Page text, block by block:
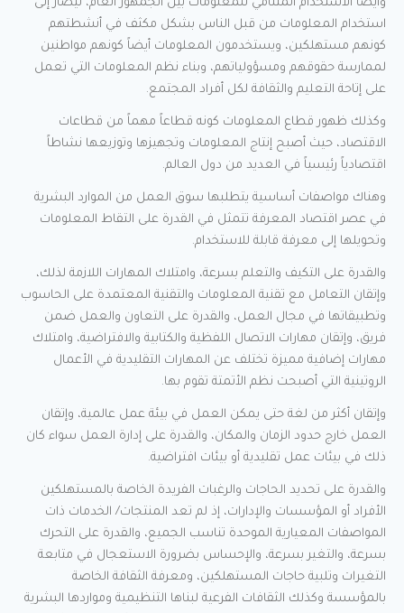
وأيضاً الاستخدام المتنامي للمعلومات بين الجمهور العام، ليصار إلى
استخدام المعلومات من قبل الناس بشكل مكثف في أنشطتهم
كونهم مستهلكين، ويستخدمون المعلومات أيضاً كونهم مواطنين
لممارسة حقوقهم ومسؤولياتهم، وبناء نظم المعلومات التي تعمل
على إتاحة التعليم والثقافة لكل أفراد المجتمع.
وكذلك ظهور قطاع المعلومات كونه قطاعاً مهماً من قطاعات
الاقتصاد، حيث أصبح إنتاج المعلومات وتجهيزها وتوزيعها نشاطاً
اقتصادياً رئيسياً في العديد من دول العالم.
وهناك مواصفات أساسية يتطلبها سوق العمل من الموارد البشرية
في عصر اقتصاد المعرفة تتمثل في القدرة على التقاط المعلومات
وتحويلها إلى معرفة قابلة للاستخدام.
والقدرة على التكيف والتعلم بسرعة، وامتلاك المهارات اللازمة لذلك،
وإتقان التعامل مع تقنية المعلومات والتقنية المعتمدة على الحاسوب
وتطبيقاتها في مجال العمل، والقدرة على التعاون والعمل ضمن
فريق، وإتقان مهارات الاتصال اللفظية والكتابية والافتراضية، وامتلاك
مهارات إضافية مميزة تختلف عن المهارات التقليدية في الأعمال
الروتينية التي أصبحت نظم الأتمتة تقوم بها.
وإتقان أكثر من لغة حتى يمكن العمل في بيئة عمل عالمية، وإتقان
العمل خارج حدود الزمان والمكان، والقدرة على إدارة العمل سواء كان
ذلك في بيئات عمل تقليدية أو بيئات افتراضية.
والقدرة على تحديد الحاجات والرغبات الفريدة الخاصة بالمستهلكين
الأفراد أو المؤسسات والإدارات، إذ لم تعد المنتجات/ الخدمات ذات
المواصفات المعيارية الموحدة تناسب الجميع، والقدرة على التحرك
بسرعة، والتغير بسرعة، والإحساس بضرورة الاستعجال في متابعة
التغيرات وتلبية حاجات المستهلكين، ومعرفة الثقافة الخاصة
بالمؤسسة وكذلك الثقافات الفرعية لبناها التنظيمية ومواردها البشرية